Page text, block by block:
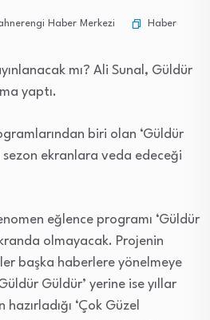
Haber Merkezi
Haber
mı? Ali Sunal, Güldür
yaptı.
biri olan ‘Güldür
sezon ekranlara veda edeceği
eğlence programı ‘Güldür
olmayacak. Projenin
başka haberlere yönelmeye
Güldür’ yerine ise yıllar
hazırladığı ‘Çok Güzel